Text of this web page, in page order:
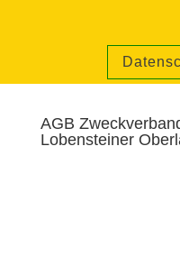
AGB
Lobensteiner